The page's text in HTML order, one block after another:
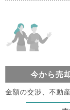
今から売
金額の交渉、不動